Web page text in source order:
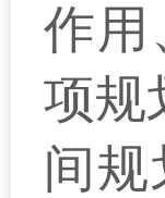
作用
项规
间